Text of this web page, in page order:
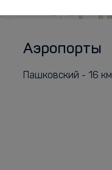
Аэропорты
Пашковский - 16 км